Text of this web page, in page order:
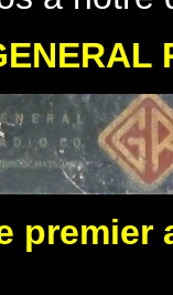
premier